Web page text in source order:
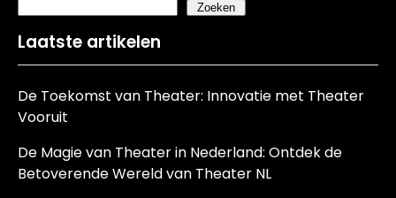
Zoeken
Laatste artikelen
De Toekomst van Theater: Innovatie met Theater
Vooruit
De Magie van Theater in Nederland: Ontdek de
Betoverende Wereld van Theater NL